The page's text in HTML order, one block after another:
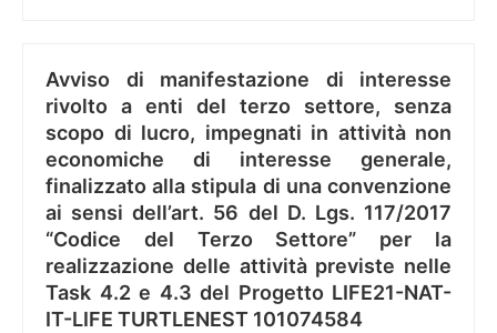
Avviso di manifestazione di interesse
rivolto a enti del terzo settore, senza
scopo di lucro, impegnati in attività non
economiche di interesse generale,
finalizzato alla stipula di una convenzione
ai sensi dell’art. 56 del D. Lgs. 117/2017
“Codice del Terzo Settore” per la
realizzazione delle attività previste nelle
Task 4.2 e 4.3 del Progetto LIFE21-NAT-
IT-LIFE TURTLENEST 101074584